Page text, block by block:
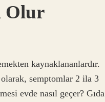
Olur
kaynaklananlardır.
semptomlar 2 ila 3
evde nasıl geçer? Gıda